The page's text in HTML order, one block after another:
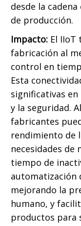
desde la
de producción.
Impacto:El IIoT
fabricación al
control en
Esta
significativas
y la seguridad.
fabricantes
rendimiento de
necesidades
tiempo de
automatización
mejorando la
humano, y
productos para